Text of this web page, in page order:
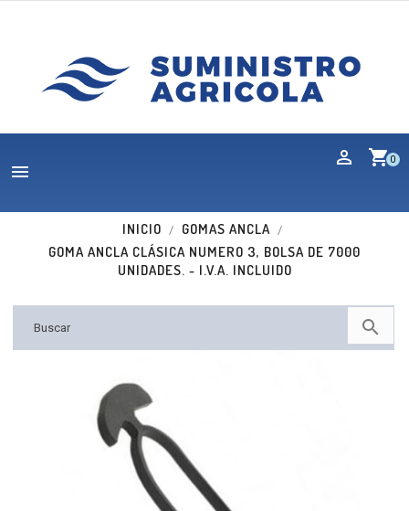
shopping_cart0

INICIO
GOMAS ANCLA
GOMA ANCLA CLÁSICA NUMERO 3, BOLSA DE 7000
UNIDADES. - I.V.A. INCLUIDO
